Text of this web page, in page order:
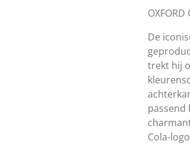
OXFORD
De
trekt hij
passend
Cola-